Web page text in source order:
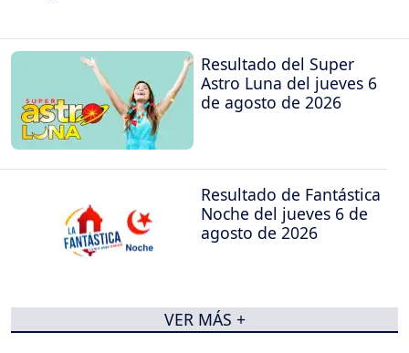
Resultado del Super
Astro Luna del jueves 6
de agosto de 2026
Resultado de Fantástica
Noche del jueves 6 de
agosto de 2026
VER MÁS +